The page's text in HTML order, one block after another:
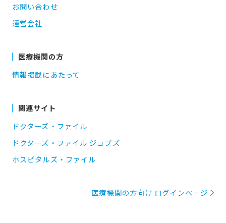
お問い合わせ
運営会社
医療機関の方
情報掲載にあたって
関連サイト
ドクターズ・ファイル
ドクターズ・ファイル ジョブズ
ホスピタルズ・ファイル
医療機関の方向け ログインページ